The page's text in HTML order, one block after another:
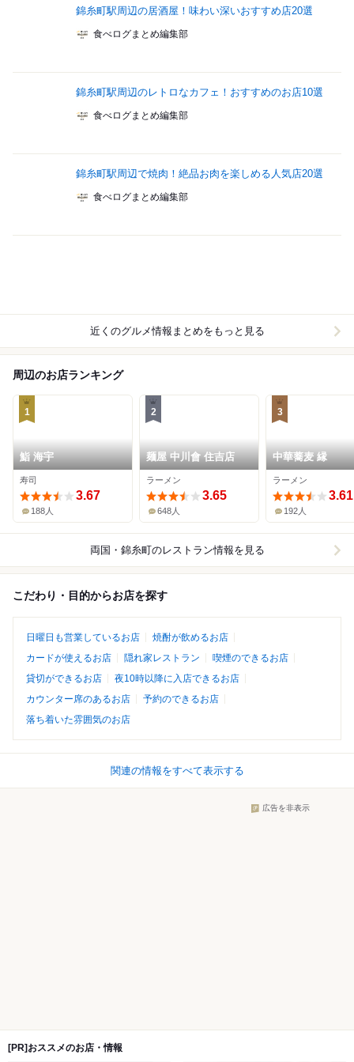
錦糸町駅周辺の居酒屋！味わい深いおすすめ店20選
食べログまとめ編集部
錦糸町駅周辺のレトロなカフェ！おすすめのお店10選
食べログまとめ編集部
錦糸町駅周辺で焼肉！絶品お肉を楽しめる人気店20選
食べログまとめ編集部
近くのグルメ情報まとめをもっと見る
周辺のお店ランキング
1
鮨 海宇
寿司
3.67
188人
2
麺屋 中川會 住吉店
ラーメン
3.65
648人
3
中華蕎麦 縁
ラーメン
3.61
192人
両国・錦糸町のレストラン情報を見る
こだわり・目的からお店を探す
日曜日も営業しているお店
焼酎が飲めるお店
カードが使えるお店
隠れ家レストラン
喫煙のできるお店
貸切ができるお店
夜10時以降に入店できるお店
カウンター席のあるお店
予約のできるお店
落ち着いた雰囲気のお店
関連の情報をすべて表示する
広告を非表示
[PR]おススメのお店・情報